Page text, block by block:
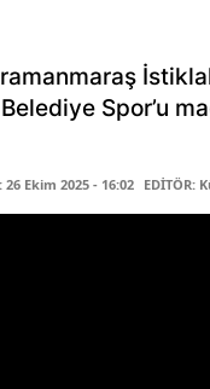
Spor’u
26 Ekim 2025 - 16:02 EDİTÖR: